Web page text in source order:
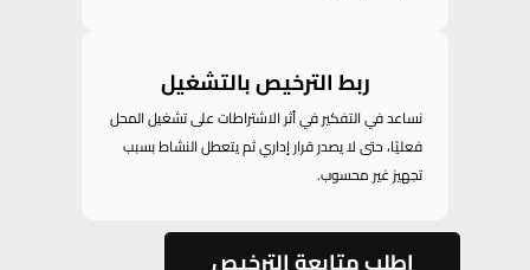
ربط الترخيص بالتشغيل
نساعد في التفكير في أثر الاشتراطات على تشغيل المحل
فعليًا، حتى لا يصدر قرار إداري ثم يتعطل النشاط بسبب
تجهيز غير محسوب.
اطلب متابعة الترخيص